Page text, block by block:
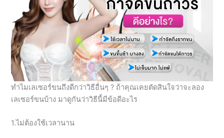
ทำไมเลเซอร์ขนถึงดีกว่าวิธีอื่นๆ ? ถ้าคุณเคยตัดสินใจว่าจะลอง
เลเซอร์ขนบ้าง มาดูกันว่าวิธีนี้มีข้อดีอะไร
1.ไม่ต้องใช้เวลานาน